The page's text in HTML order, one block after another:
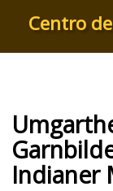
principal
Centro
Indianer